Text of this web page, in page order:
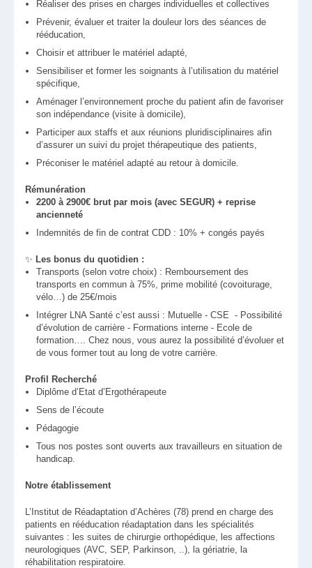
Réaliser des prises en charges individuelles et collectives
Prévenir, évaluer et traiter la douleur lors des séances de
rééducation,
Choisir et attribuer le matériel adapté,
Sensibiliser et former les soignants à l’utilisation du matériel
spécifique,
Aménager l’environnement proche du patient afin de favoriser
son indépendance (visite à domicile),
Participer aux staffs et aux réunions pluridisciplinaires afin
d’assurer un suivi du projet thérapeutique des patients,
Préconiser le matériel adapté au retour à domicile.
Rémunération
2200 à 2900€ brut par mois (avec SEGUR) + reprise
ancienneté
Indemnités de fin de contrat CDD : 10% + congés payés
✨ Les bonus du quotidien :
Transports (selon votre choix) : Remboursement des
transports en commun à 75%, prime mobilité (covoiturage,
vélo…) de 25€/mois
Intégrer LNA Santé c’est aussi : Mutuelle - CSE - Possibilité
d’évolution de carrière - Formations interne - Ecole de
formation…. Chez nous, vous aurez la possibilité d’évoluer et
de vous former tout au long de votre carrière.
Profil Recherché
Diplôme d’Etat d’Ergothérapeute
Sens de l’écoute
Pédagogie
Tous nos postes sont ouverts aux travailleurs en situation de
handicap.
Notre établissement
L’Institut de Réadaptation d’Achères (78) prend en charge des
patients en rééducation réadaptation dans les spécialités
suivantes : les suites de chirurgie orthopédique, les affections
neurologiques (AVC, SEP, Parkinson, ..), la gériatrie, la
réhabilitation respiratoire.